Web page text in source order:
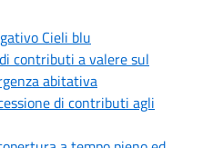
Cieli blu
contributi a valere sul
abitativa
di contributi agli